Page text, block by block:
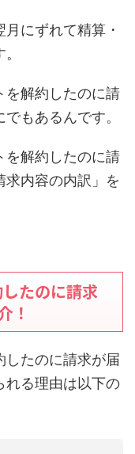
にずれて精算・
を解約したのに請
もあるんです。
を解約したのに請
内容の内訳」を
たのに請求
！
したのに請求が届
れる理由は以下の